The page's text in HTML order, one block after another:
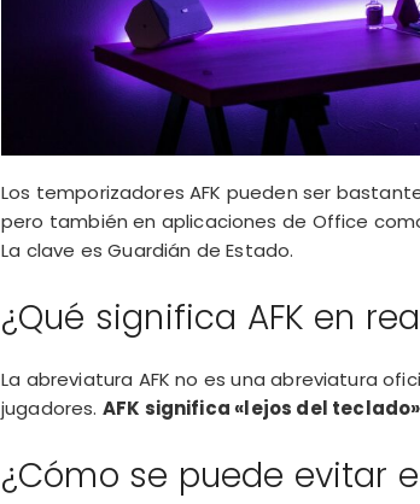
Los temporizadores AFK pueden ser
pero también en aplicaciones de Office
La clave es Guardián de Estado.
¿Qué significa AFK en
La abreviatura AFK no es una abreviatura
jugadores. AFK significa «lejos del teclado»
¿Cómo se puede evitar